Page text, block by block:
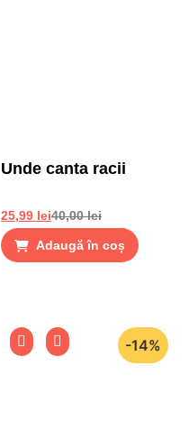
Unde canta racii
40,00lei
25,99 lei
Adaugă în coș
-14%